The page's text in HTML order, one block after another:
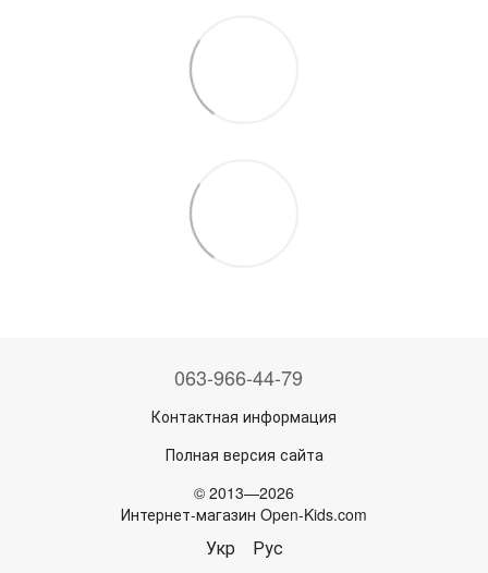
063-966-44-79
Контактная информация
Полная версия сайта
© 2013—2026
Интернет-магазин Open-Kids.com
Укр Рус